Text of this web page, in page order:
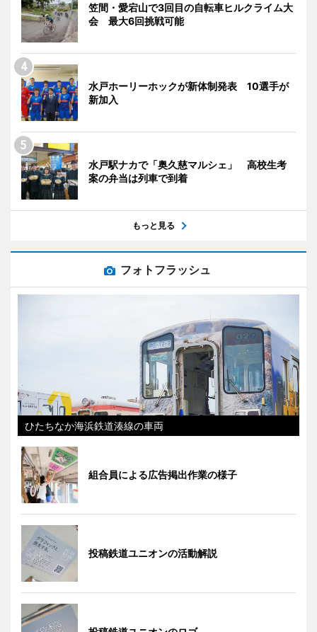
笠間・愛宕山で3回目の自転車ヒルクライム大
会 最大6回挑戦可能
水戸ホーリーホックが新体制発表 10選手が
新加入
水戸駅ナカで「奥久慈マルシェ」 高校生考
案の弁当は列車で到着
もっと見る
フォトフラッシュ
ひたちなか海浜鉄道湊線の車両
組合員による広告掲出作業の様子
投稿鉄道ユニオンの活動解説